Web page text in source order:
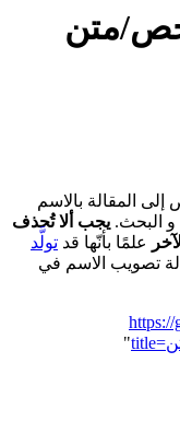
متن
المقالة بالاسم
البحث. يجب ألا تُحذف
علمًا بأنّها قد تولَّد
تصويب الاسم في
https://
"